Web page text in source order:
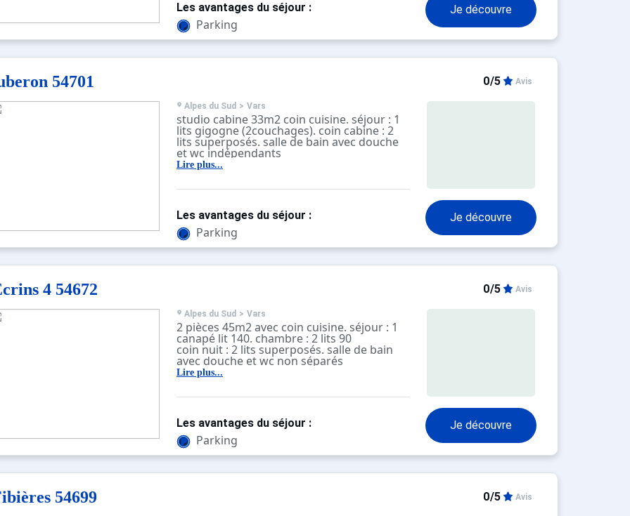
Je découvre
Les avantages du séjour :
Parking
54701 0/5 Avis
Alpes du Sud > Vars
studio cabine 33m2 coin cuisine. séjour : 1
lits gigogne (2couchages). coin cabine : 2
lits superposés. salle de bain avec douche
et wc indépendants
équipements : frigo, 4 plaques électriques,
pistes. 2ème étage sur 9 avec ascenseur.
Lire plus...
Je découvre
Les avantages du séjour :
Parking
4 54672 0/5 Avis
Alpes du Sud > Vars
2 pièces 45m2 avec coin cuisine. séjour : 1
canapé lit 140. chambre : 2 lits 90
coin nuit : 2 lits superposés. salle de bain
avec douche et wc non séparés
équipements : frigo, 4 plaques électriques
sud vue pistes. 1er étage sur 4 sans
Wifi
Lire plus...
Je découvre
Les avantages du séjour :
Parking
54699 0/5 Avis